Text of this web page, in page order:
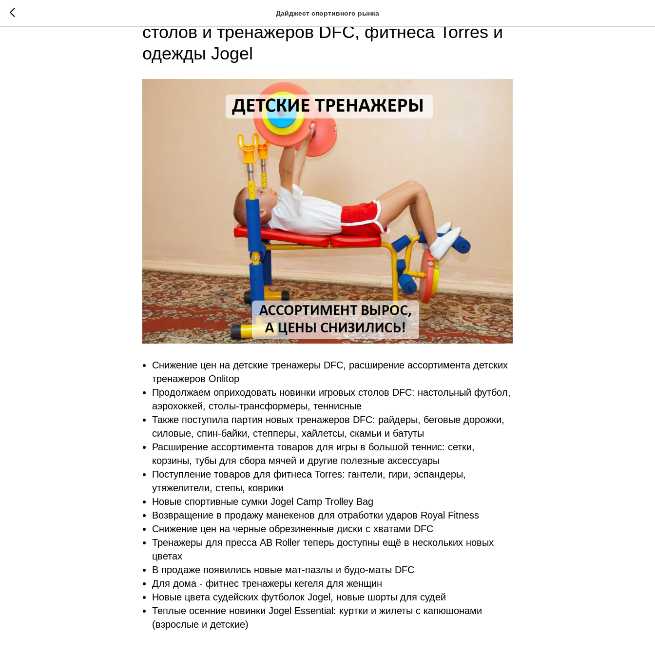
Дайджест спортивного рынка
Поступление детских тренажеров, игровых
столов и тренажеров DFC, фитнеса Torres и
одежды Jogel
Снижение цен на детские тренажеры DFC, расширение ассортимента детских
тренажеров Onlitop
Продолжаем оприходовать новинки игровых столов DFC: настольный футбол,
аэрохоккей, столы-трансформеры, теннисные
Также поступила партия новых тренажеров DFC: райдеры, беговые дорожки,
силовые, спин-байки, степперы, хайлетсы, скамьи и батуты
Расширение ассортимента товаров для игры в большой теннис: сетки,
корзины, тубы для сбора мячей и другие полезные аксессуары
Поступление товаров для фитнеса Torres: гантели, гири, эспандеры,
утяжелители, степы, коврики
Новые спортивные сумки Jogel Camp Trolley Bag
Возвращение в продажу манекенов для отработки ударов Royal Fitness
Снижение цен на черные обрезиненные диски с хватами DFC
Тренажеры для пресса AB Roller теперь доступны ещё в нескольких новых
цветах
В продаже появились новые мат-пазлы и будо-маты DFC
Для дома - фитнес тренажеры кегеля для женщин
Новые цвета судейских футболок Jogel, новые шорты для судей
Теплые осенние новинки Jogel Essential: куртки и жилеты с капюшонами
(взрослые и детские)